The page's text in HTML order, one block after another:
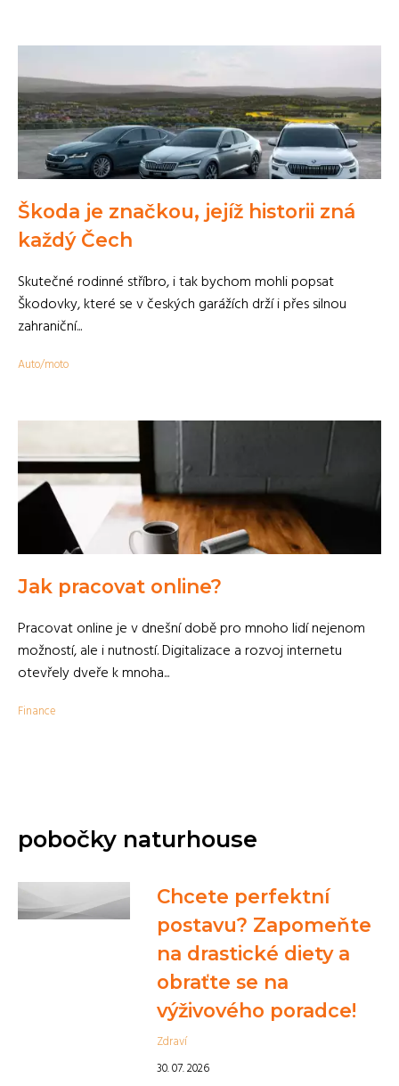
Škoda je značkou, jejíž historii zná
každý Čech
Skutečné rodinné stříbro, i tak bychom mohli popsat
Škodovky, které se v českých garážích drží i přes silnou
zahraniční...
Auto/moto
Jak pracovat online?
Pracovat online je v dnešní době pro mnoho lidí nejenom
možností, ale i nutností. Digitalizace a rozvoj internetu
otevřely dveře k mnoha...
Finance
pobočky naturhouse
Chcete perfektní
postavu? Zapomeňte
na drastické diety a
obraťte se na
výživového poradce!
Zdraví
30. 07. 2026